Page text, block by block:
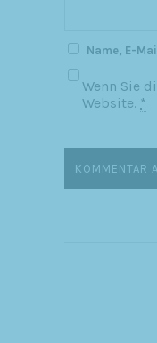
Name, E-
Wenn Sie
Website. *